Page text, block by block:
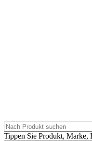
Tippen Sie Produkt, Marke,